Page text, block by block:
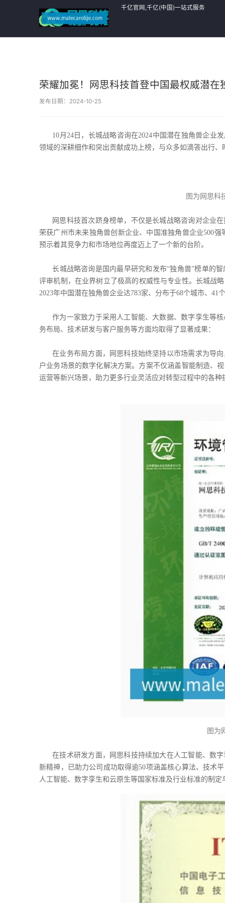
千亿官网,千亿(中国)一站式服务
荣耀加冕！网思科技首登中国最权威潜在
发布日期：2024-10-25
10月24日，长城战略咨询在2024中国潜在独角兽企业
领域的深耕细作和突出贡献成功上榜，与众多如滴答出行
图为网思科
网思科技首次跻身榜单，不仅是长城战略咨询对企业
荣获广州市未来独角兽创新企业、中国准独角兽企业500
预示着其竞争力和市场地位再度迈上了一个新的台阶。
长城战略咨询是国内最早研究和发布“独角兽”榜单的
评审机制，在业界树立了极高的权威性与专业性。长城战
2023年中国潜在独角兽企业达783家、分布于68个城市、
作为一家致力于采用人工智能、大数据、数字孪生等
务布局、技术研发与客户服务等方面均取得了显著成果：
在业务布局方面，网思科技始终坚持以市场需求为导
户业务场景的数字化解决方案。方案不仅涵盖智能制造、
运营等新兴场景，助力更多行业灵活应对转型过程中的各种
图为
在技术研发方面，网思科技持续加大在人工智能、数
新精神，已助力公司成功取得逾50项涵盖核心算法、技术
人工智能、数字孪生和云原生等国家标准及行业标准的制定